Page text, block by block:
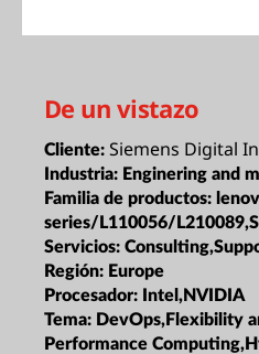
De un vistazo
Cliente: Siemens Digital
Industria: Enginering and
Familia de productos:
series/L110056/
Servicios:
Región: Europe
Procesador: Intel,NVIDIA
Tema: DevOps,Flexibility
Performance